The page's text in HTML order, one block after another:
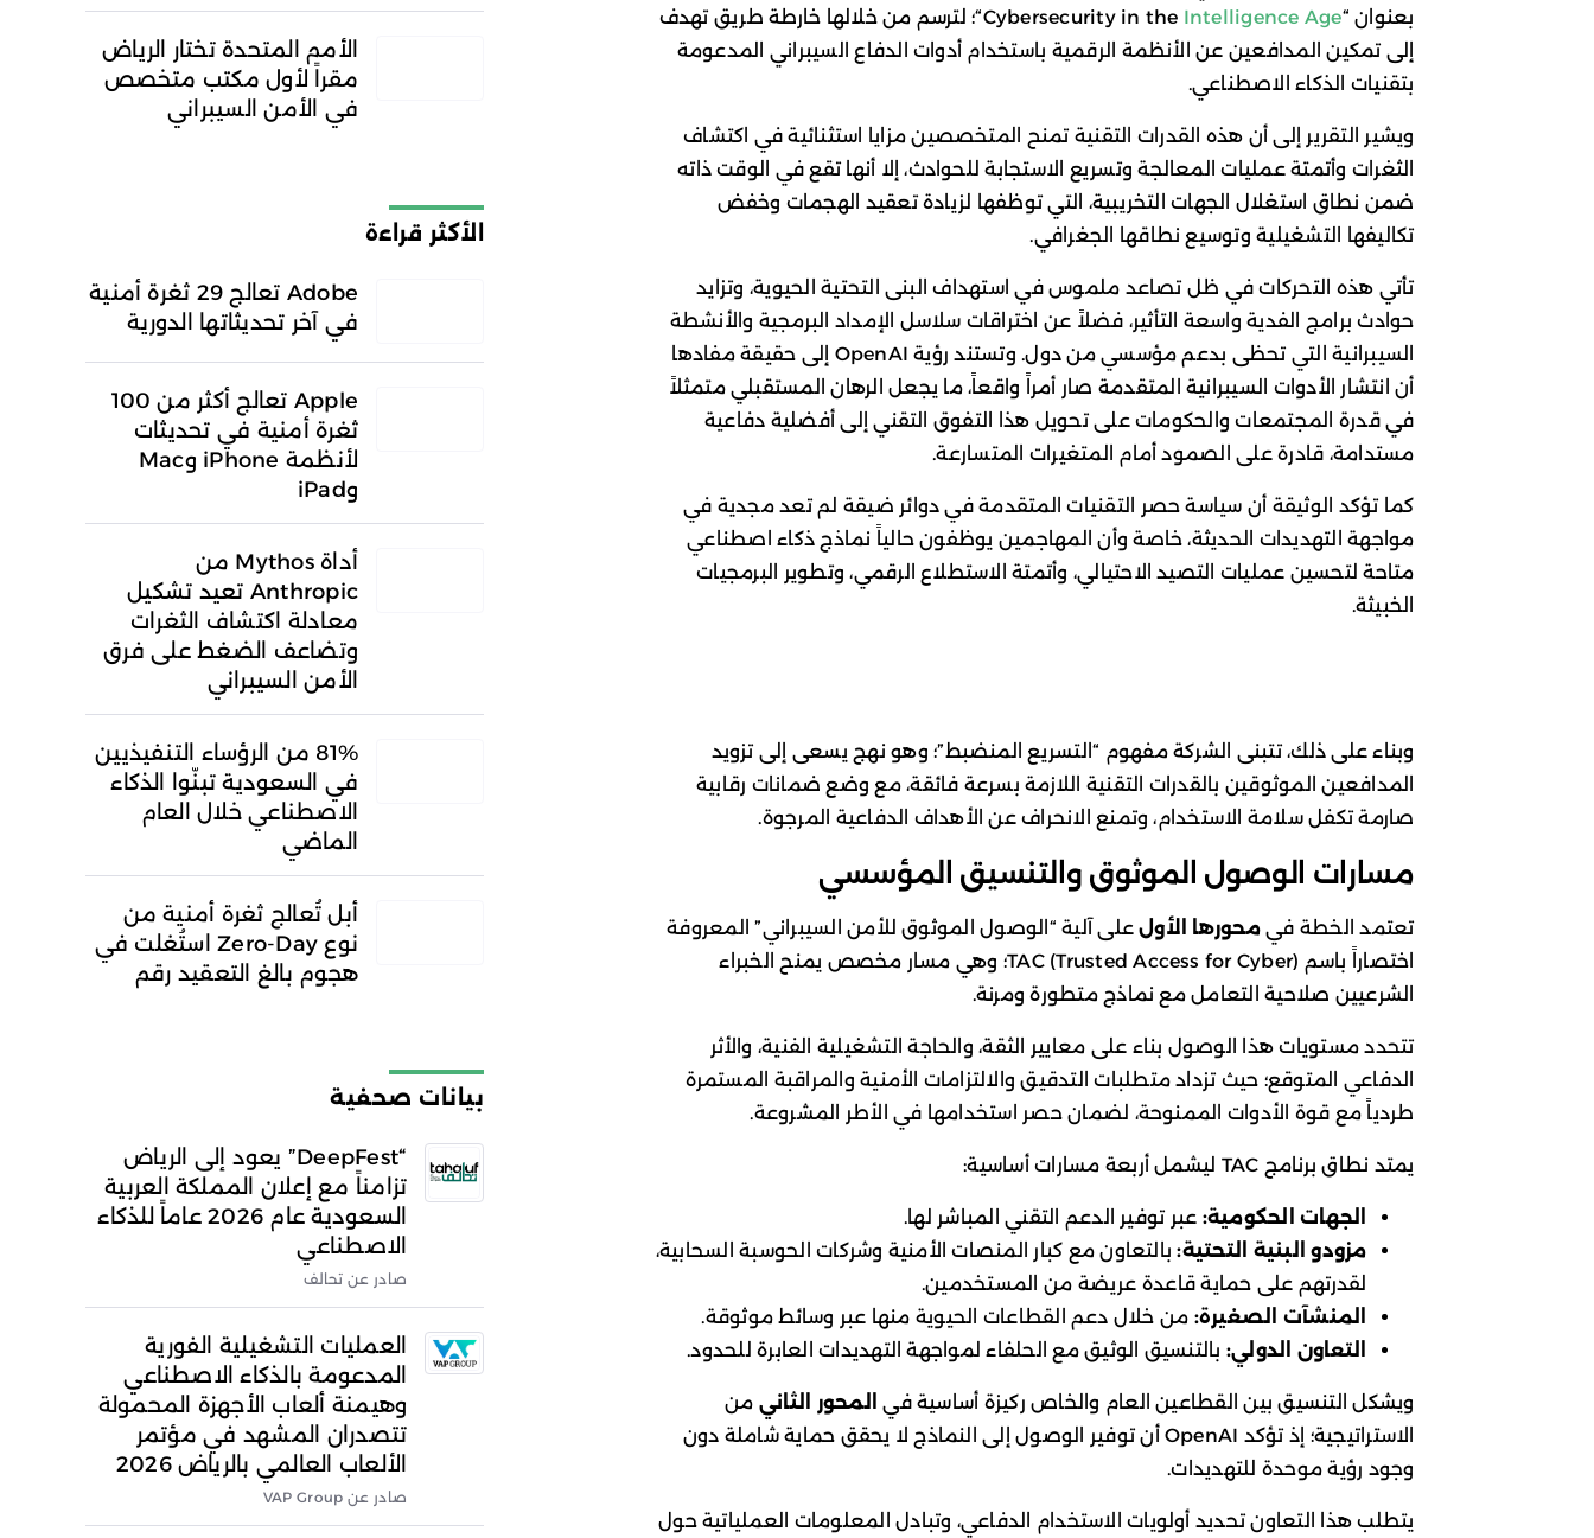
بعنوان “Cybersecurity in theIntelligence Age
“؛ لترسم من خلالها خارطة طريق تهدف
إلى تمكين المدافعين عن الأنظمة الرقمية باستخدام أدوات الدفاع السيبراني المدعومة
بتقنيات الذكاء الاصطناعي.
ويشير التقرير إلى أن هذه القدرات التقنية تمنح المتخصصين مزايا استثنائية في اكتشاف
الثغرات وأتمتة عمليات المعالجة وتسريع الاستجابة للحوادث، إلا أنها تقع في الوقت ذاته
ضمن نطاق استغلال الجهات التخريبية، التي توظفها لزيادة تعقيد الهجمات وخفض
تكاليفها التشغيلية وتوسيع نطاقها الجغرافي.
تأتي هذه التحركات في ظل تصاعد ملموس في استهداف البنى التحتية الحيوية، وتزايد
حوادث برامج الفدية واسعة التأثير، فضلاً عن اختراقات سلاسل الإمداد البرمجية والأنشطة
السيبرانية التي تحظى بدعم مؤسسي من دول. وتستند رؤية OpenAI إلى حقيقة مفادها
أن انتشار الأدوات السيبرانية المتقدمة صار أمراً واقعاً، ما يجعل الرهان المستقبلي متمثلاً
في قدرة المجتمعات والحكومات على تحويل هذا التفوق التقني إلى أفضلية دفاعية
مستدامة، قادرة على الصمود أمام المتغيرات المتسارعة.
كما تؤكد الوثيقة أن سياسة حصر التقنيات المتقدمة في دوائر ضيقة لم تعد مجدية في
مواجهة التهديدات الحديثة، خاصة وأن المهاجمين يوظفون حالياً نماذج ذكاء اصطناعي
متاحة لتحسين عمليات التصيد الاحتيالي، وأتمتة الاستطلاع الرقمي، وتطوير البرمجيات
الخبيثة.
وبناء على ذلك، تتبنى الشركة مفهوم “التسريع المنضبط”؛ وهو نهج يسعى إلى تزويد
المدافعين الموثوقين بالقدرات التقنية اللازمة بسرعة فائقة، مع وضع ضمانات رقابية
صارمة تكفل سلامة الاستخدام، وتمنع الانحراف عن الأهداف الدفاعية المرجوة.
مسارات الوصول الموثوق والتنسيق المؤسسي
تعتمد الخطة فيمحورها الأول على آلية “الوصول الموثوق للأمن السيبراني” المعروفة
اختصاراً باسم TAC (Trusted Access for Cyber)؛ وهي مسار مخصص يمنح الخبراء
الشرعيين صلاحية التعامل مع نماذج متطورة ومرنة.
تتحدد مستويات هذا الوصول بناء على معايير الثقة، والحاجة التشغيلية الفنية، والأثر
الدفاعي المتوقع؛ حيث تزداد متطلبات التدقيق والالتزامات الأمنية والمراقبة المستمرة
طردياً مع قوة الأدوات الممنوحة، لضمان حصر استخدامها في الأطر المشروعة.
يمتد نطاق برنامج TAC ليشمل أربعة مسارات أساسية:
الجهات الحكومية: عبر توفير الدعم التقني المباشر لها.
مزودو البنية التحتية:بالتعاون مع كبار المنصات الأمنية وشركات الحوسبة السحابية،
لقدرتهم على حماية قاعدة عريضة من المستخدمين.
المنشآت الصغيرة: من خلال دعم القطاعات الحيوية منها عبر وسائط موثوقة.
التعاون الدولي: بالتنسيق الوثيق مع الحلفاء لمواجهة التهديدات العابرة للحدود.
ويشكل التنسيق بين القطاعين العام والخاص ركيزة أساسية فيالمحور الثاني من
الاستراتيجية؛ إذ تؤكد OpenAI أن توفير الوصول إلى النماذج لا يحقق حماية شاملة دون
وجود رؤية موحدة للتهديدات.
يتطلب هذا التعاون تحديد أولويات الاستخدام الدفاعي، وتبادل المعلومات العملياتية حول
الأمم المتحدة تختار الرياض
مقراً لأول مكتب متخصص
في الأمن السيبراني
الأكثر قراءة
Adobe تعالج 29 ثغرة أمنية
في آخر تحديثاتها الدورية
Apple تعالج أكثر من 100
ثغرة أمنية في تحديثات
لأنظمة iPhone وMac
وiPad
أداة Mythos من
Anthropic تعيد تشكيل
معادلة اكتشاف الثغرات
وتضاعف الضغط على فرق
الأمن السيبراني
81% من الرؤساء التنفيذيين
في السعودية تبنّوا الذكاء
الاصطناعي خلال العام
الماضي
أبل تُعالج ثغرة أمنية من
نوع Zero-Day استُغلت في
هجوم بالغ التعقيد رقم
بيانات صحفية
“DeepFest” يعود إلى الرياض
تزامناً مع إعلان المملكة العربية
السعودية عام 2026 عاماً للذكاء
الاصطناعي
صادر عن تحالف
العمليات التشغيلية الفورية
المدعومة بالذكاء الاصطناعي
وهيمنة ألعاب الأجهزة المحمولة
تتصدران المشهد في مؤتمر
الألعاب العالمي بالرياض 2026
صادر عن VAP Group